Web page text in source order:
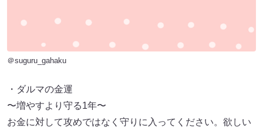
＠suguru_gahaku
・ダルマの金運
〜増やすより守る1年〜
お金に対して攻めではなく守りに入ってください。欲しい